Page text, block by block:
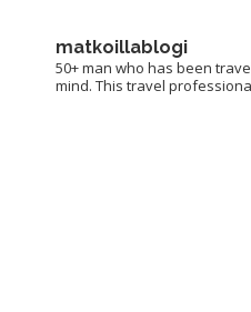
matkoillablogi
50+ man who has been
mind. This travel